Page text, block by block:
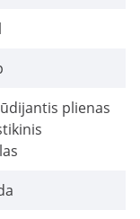
plienas